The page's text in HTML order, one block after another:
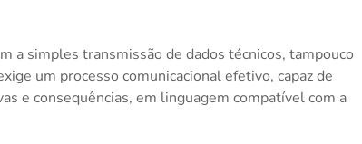
a simples transmissão de dados técnicos, tampouco
um processo comunicacional efetivo, capaz de
e consequências, em linguagem compatível com a